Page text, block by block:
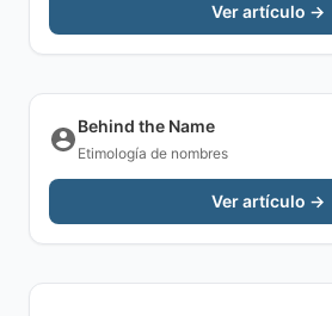
Ver artículo →
Behind the Name
Etimología de nombres
Ver artículo →